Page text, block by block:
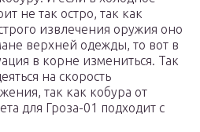
не так остро, так как
извлечения оружия оно
верхней одежды, то вот в
в корне измениться. Так
на скорость
так как кобура от
для Гроза-01 подходит с